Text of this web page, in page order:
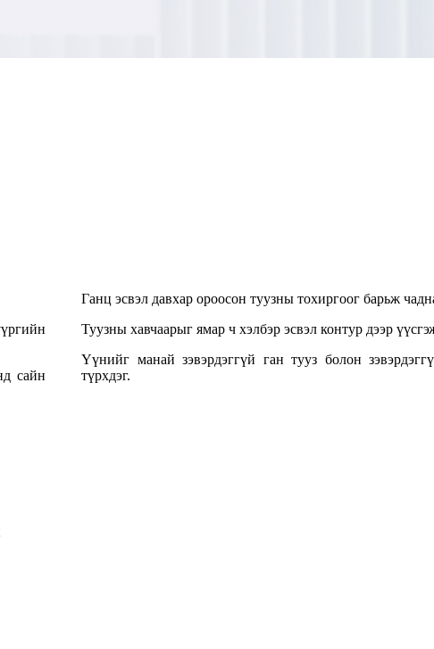
сайн
Ганц эсвэл давхар ороосон туузны тохиргоог барьж
Туузны хавчаарыг ямар ч хэлбэр эсвэл контур дээр
Үүнийг манай зэвэрдэггүй ган тууз болон
түрхдэг.